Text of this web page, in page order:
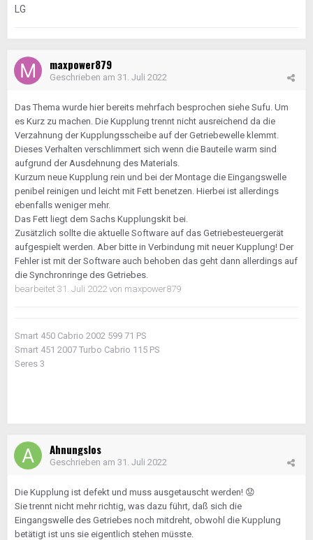
LG
maxpower879
Geschrieben am 31. Juli 2022
Das Thema wurde hier bereits mehrfach besprochen siehe Sufu. Um
es Kurz zu machen. Die Kupplung trennt nicht ausreichend da die
Verzahnung der Kupplungsscheibe auf der Getriebewelle klemmt.
Dieses Verhalten verschlimmert sich wenn die Bauteile warm sind
aufgrund der Ausdehnung des Materials.
Kurzum neue Kupplung rein und bei der Montage die Eingangswelle
penibel reinigen und leicht mit Fett benetzen. Hierbei ist allerdings
ebenfalls weniger mehr.
Das Fett liegt dem Sachs Kupplungskit bei.
Zusätzlich sollte die aktuelle Software auf das Getriebesteuergerät
aufgespielt werden. Aber bitte in Verbindung mit neuer Kupplung! Der
Fehler ist mit der Software auch behoben das geht dann allerdings auf
die Synchronringe des Getriebes.
bearbeitet 31. Juli 2022von maxpower879
Smart 450 Cabrio 2002 599 71 PS
Smart 451 2007 Turbo Cabrio 115 PS
Seres 3
Ahnungslos
Geschrieben am 31. Juli 2022
Die Kupplung ist defekt und muss ausgetauscht werden! 😟
Sie trennt nicht mehr richtig, was dazu führt, daß sich die
Eingangswelle des Getriebes noch mitdreht, obwohl die Kupplung
betätigt ist uns sie eigentlich stehen müsste.